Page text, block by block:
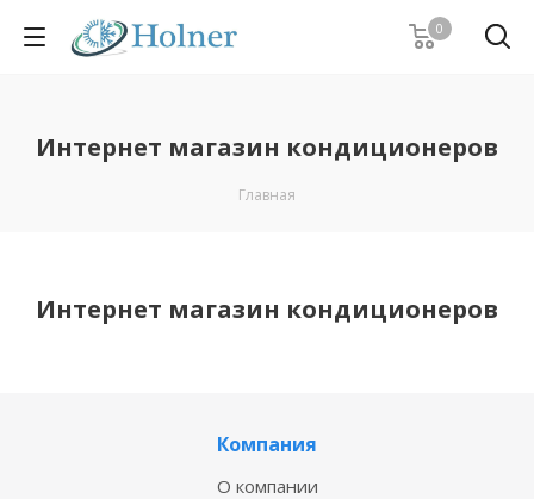
0
Интернет магазин кондиционеров
Главная
Интернет магазин кондиционеров
Компания
О компании